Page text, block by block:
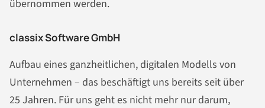
übernommen werden.
classix Software GmbH
Aufbau eines ganzheitlichen, digitalen Modells von
Unternehmen – das beschäftigt uns bereits seit über
25 Jahren. Für uns geht es nicht mehr nur darum,